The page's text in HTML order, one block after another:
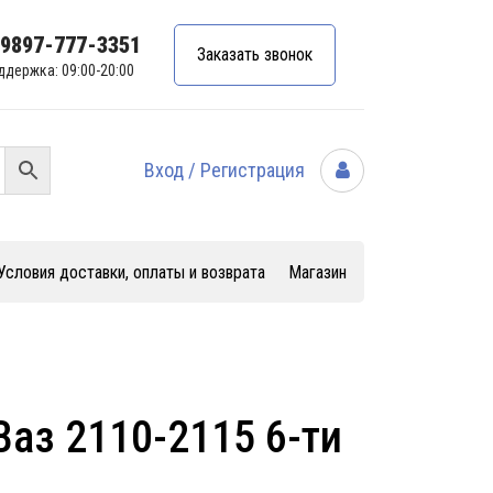
777-3351
09:00-20:00
Заказать звонок
Вход / Регистрация
доставки, оплаты и возврата Магазин
2110-2115 6-ти